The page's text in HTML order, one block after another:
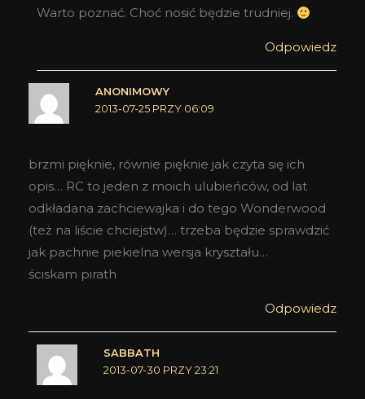
Warto poznać. Choć nosić będzie trudniej.
Odpowiedz
ANONIMOWY
2013-07-25 PRZY 06:09
brzmi pięknie, równie pięknie jak czyta się ich
opis… RC to jeden z moich ulubieńców, od lat
odkładana zachciewajka i do tego Wonderwood
(też na liście chciejstw)… trzeba będzie sprawdzić
jak pachnie piekielna wersja kryształu…
ściskam pirath
Odpowiedz
SABBATH
2013-07-30 PRZY 23:21